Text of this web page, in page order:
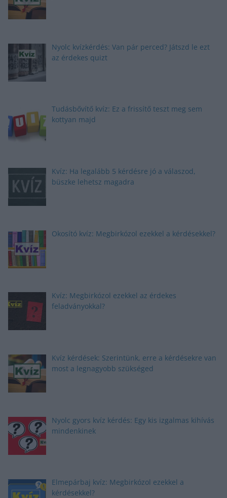
Nyolc kvízkérdés: Van pár perced? Játszd le ezt
az érdekes quizt
Tudásbővítő kvíz: Ez a frissítő teszt meg sem
kottyan majd
Kvíz: Ha legalább 5 kérdésre jó a válaszod,
büszke lehetsz magadra
Okosító kvíz: Megbirkózol ezekkel a kérdésekkel?
Kvíz: Megbirkózol ezekkel az érdekes
feladványokkal?
Kvíz kérdések: Szerintünk, erre a kérdésekre van
most a legnagyobb szükséged
Nyolc gyors kvíz kérdés: Egy kis izgalmas kihívás
mindenkinek
Elmepárbaj kvíz: Megbirkózol ezekkel a
kérdésekkel?